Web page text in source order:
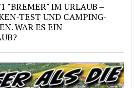
"BREMER" IM URLAUB –
TEST UND CAMPING-
WAR ES EIN